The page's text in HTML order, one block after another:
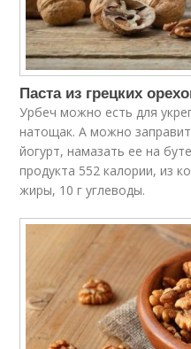
Паста из грецких
Урбеч можно есть для
натощак. А можно
йогурт, намазать ее на
продукта 552 калории, из
жиры, 10 г углеводы.